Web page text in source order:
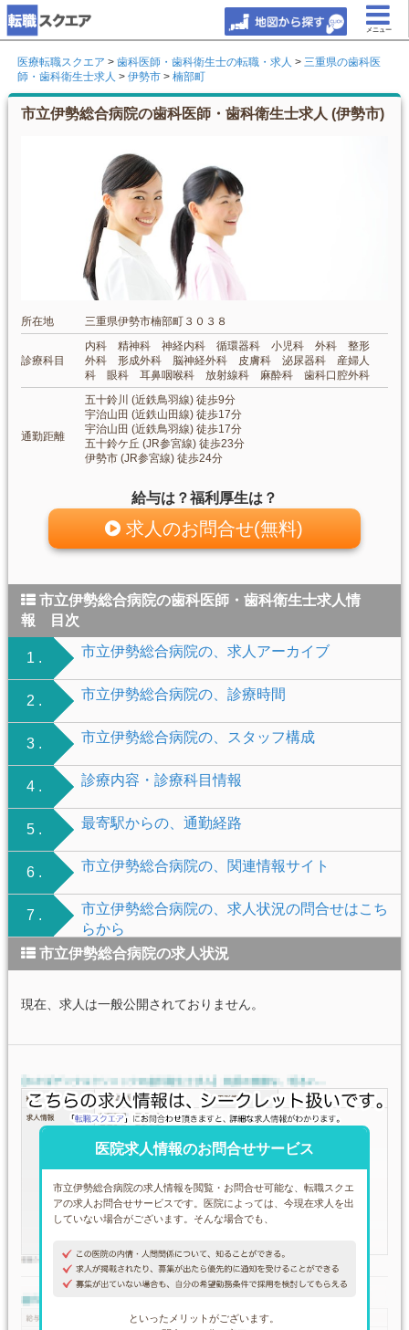
メニュー
医療転職スクエア > 歯科医師・歯科衛生士の転職・求人 > 三重県の歯科医
師・歯科衛生士求人 > 伊勢市 > 楠部町
市立伊勢総合病院の歯科医師・歯科衛生士求人 (伊勢市)
所在地 三重県伊勢市楠部町３０３８
診療科目
内科 精神科 神経内科 循環器科 小児科 外科 整形
外科 形成外科 脳神経外科 皮膚科 泌尿器科 産婦人
科 眼科 耳鼻咽喉科 放射線科 麻酔科 歯科口腔外科
通勤距離
五十鈴川 (近鉄鳥羽線) 徒歩9分
宇治山田 (近鉄山田線) 徒歩17分
宇治山田 (近鉄鳥羽線) 徒歩17分
五十鈴ケ丘 (JR参宮線) 徒歩23分
伊勢市 (JR参宮線) 徒歩24分
給与は？福利厚生は？
求人のお問合せ(無料)
市立伊勢総合病院の歯科医師・歯科衛生士求人情
報 目次
1 . 市立伊勢総合病院の、求人アーカイブ
2 . 市立伊勢総合病院の、診療時間
3 . 市立伊勢総合病院の、スタッフ構成
4 . 診療内容・診療科目情報
5 . 最寄駅からの、通勤経路
6 . 市立伊勢総合病院の、関連情報サイト
7 .
市立伊勢総合病院の、求人状況の問合せはこち
らから
市立伊勢総合病院の求人状況
現在、求人は一般公開されておりません。
医院求人情報のお問合せサービス
市立伊勢総合病院の求人情報を閲覧・お問合せ可能な、転職スクエ
アの求人お問合せサービスです。医院によっては、今現在求人を出
していない場合がございます。そんな場合でも、
といったメリットがございます。